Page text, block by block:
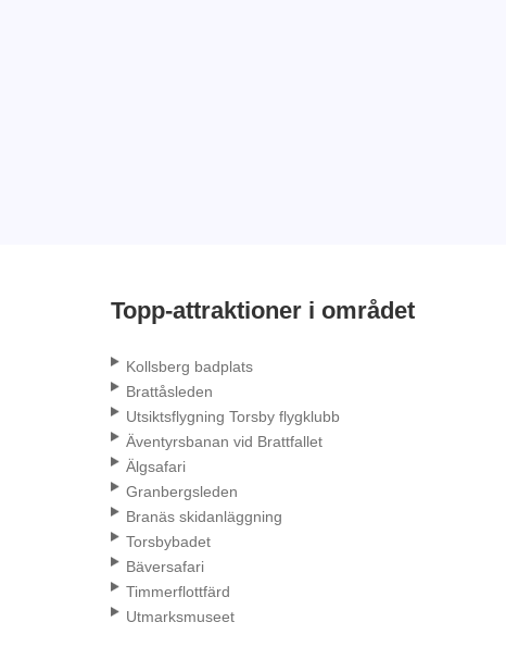
Topp-attraktioner i området
Kollsberg badplats
Brattåsleden
Utsiktsflygning Torsby flygklubb
Äventyrsbanan vid Brattfallet
Älgsafari
Granbergsleden
Branäs skidanläggning
Torsbybadet
Bäversafari
Timmerflottfärd
Utmarksmuseet